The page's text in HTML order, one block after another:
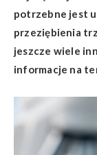
potrzebne jest
przeziębienia
jeszcze wiele
informacje na